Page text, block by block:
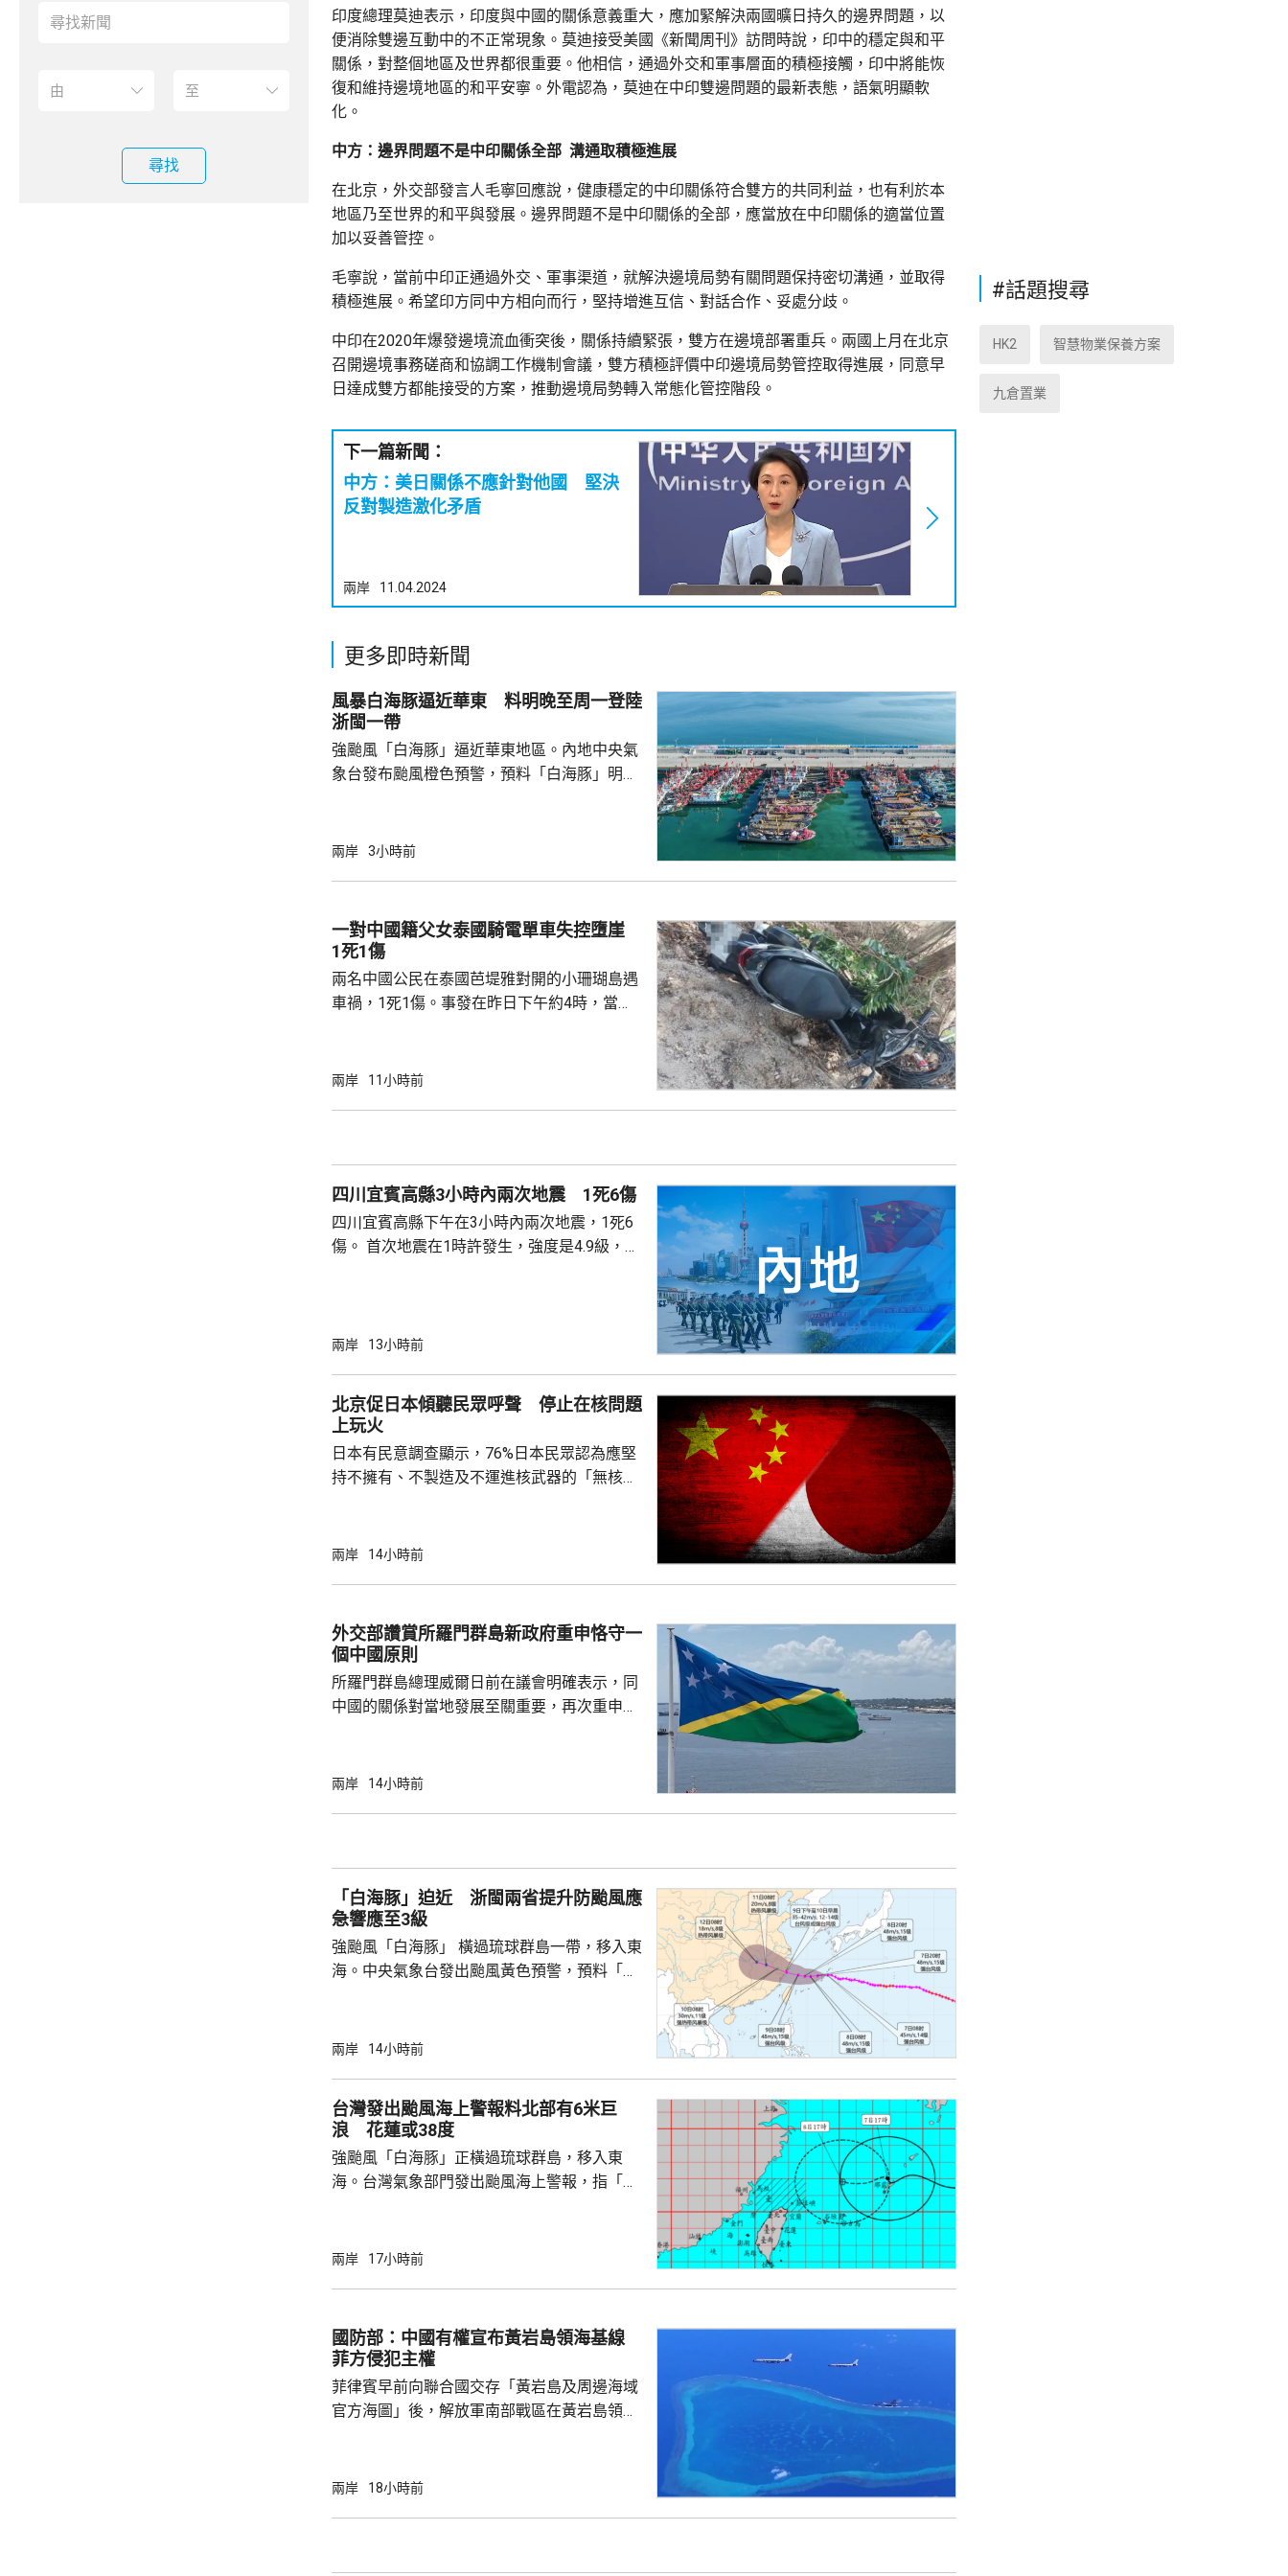
尋找
印度總理莫迪表示，印度與中國的關係意義重大，應加緊解決兩國曠日持久的邊界問題，以
便消除雙邊互動中的不正常現象。莫迪接受美國《新聞周刊》訪問時說，印中的穩定與和平
關係，對整個地區及世界都很重要。他相信，通過外交和軍事層面的積極接觸，印中將能恢
復和維持邊境地區的和平安寧。外電認為，莫迪在中印雙邊問題的最新表態，語氣明顯軟
化。
中方：邊界問題不是中印關係全部 溝通取積極進展
在北京，外交部發言人毛寧回應說，健康穩定的中印關係符合雙方的共同利益，也有利於本
地區乃至世界的和平與發展。邊界問題不是中印關係的全部，應當放在中印關係的適當位置
加以妥善管控。
毛寧說，當前中印正通過外交、軍事渠道，就解決邊境局勢有關問題保持密切溝通，並取得
積極進展。希望印方同中方相向而行，堅持增進互信、對話合作、妥處分歧。
中印在2020年爆發邊境流血衝突後，關係持續緊張，雙方在邊境部署重兵。兩國上月在北京
召開邊境事務磋商和協調工作機制會議，雙方積極評價中印邊境局勢管控取得進展，同意早
日達成雙方都能接受的方案，推動邊境局勢轉入常態化管控階段。
下一篇新聞：
中方：美日關係不應針對他國 堅決
反對製造激化矛盾
兩岸 11.04.2024
更多即時新聞
風暴白海豚逼近華東 料明晚至周一登陸
浙閩一帶
強颱風「白海豚」逼近華東地區。內地中央氣
象台發布颱風橙色預警，預料「白海豚」明晚
達13至15級，陣風15至17級；浙江中東部和
米。 上海市氣象台指，「白海豚」強度和環流
大，雲雨帶發展旺盛，對上海的影響可能會長
達4天，風雨影響會較大，又指...
兩岸 3小時前
一對中國籍父女泰國騎電單車失控墮崖
1死1傷
兩名中國公民在泰國芭堤雅對開的小珊瑚島遇
車禍，1死1傷。事發在昨日下午約4時，當地
歲父親當場死亡，年約30歲的女兒受傷送院救
者，妥善保存死者遺體。使館已聯繫死者在國
內的親屬，將為家屬在泰國善後提...
兩岸 11小時前
四川宜賓高縣3小時內兩次地震 1死6傷
四川宜賓高縣下午在3小時內兩次地震，1死6
傷。 首次地震在1時許發生，強度是4.9級，4
部緊急調集17支救援力量合共180多人救災。
運行正常。 當局指，抗震救災各項工作正在緊
張有序進行，當地社會秩序穩定。
兩岸 13小時前
北京促日本傾聽民眾呼聲 停止在核問題
上玩火
日本有民意調查顯示，76%日本民眾認為應堅
持不擁有、不製造及不運進核武器的「無核三
言人林劍回應指，民調結果充分反映日本主流
圖突破「無核三原則」，暴露出日本右翼勢力
日益膨脹的政治、軍事野心，是拿一億多日本
兩岸 14小時前
外交部讚賞所羅門群島新政府重申恪守一
個中國原則
所羅門群島總理威爾日前在議會明確表示，同
中國的關係對當地發展至關重要，再次重申所
個中國，台灣是中國領土不可分割的一部分，
中方願同所羅門群島持續深化新時代相互尊
重、共同發展的全面戰略夥伴關係，推動兩
國...
兩岸 14小時前
「白海豚」迫近 浙閩兩省提升防颱風應
急響應至3級
強颱風「白海豚」 橫過琉球群島一帶，移入東
海。中央氣象台發出颱風黃色預警，預料「白
午及下午4時，提升防颱風應急響應至三級。
目已全部停工，290艘施工船全部進入安全水
域避風，泉州以北19條客渡運航線已停航。
浙江省氣象台預料「白海豚」有較...
兩岸 14小時前
台灣發出颱風海上警報料北部有6米巨
浪 花蓮或38度
強颱風「白海豚」正橫過琉球群島，移入東
海。台灣氣象部門發出颱風海上警報，指「白
岸、蘭嶼、綠島、恆春半島及馬祖易有湧浪，
門又指，受颱風外圍環流沉降影響，台灣多地
天氣高溫炎熱，宜蘭縣及花蓮縣可能出現焚風
現象，花蓮縣可能出現攝氏38度高溫，台北
市...
兩岸 17小時前
國防部：中國有權宣布黃岩島領海基線
菲方侵犯主權
菲律賓早前向聯合國交存「黃岩島及周邊海域
官方海圖」後，解放軍南部戰區在黃岩島領
被菲方批評是非法行為。 國防部新聞發言人陳
兩岸 18小時前
#話題搜尋
HK2 智慧物業保養方案
九倉置業